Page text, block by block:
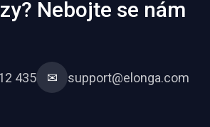
Nebojte se nám
435 ✉ support@elonga.com